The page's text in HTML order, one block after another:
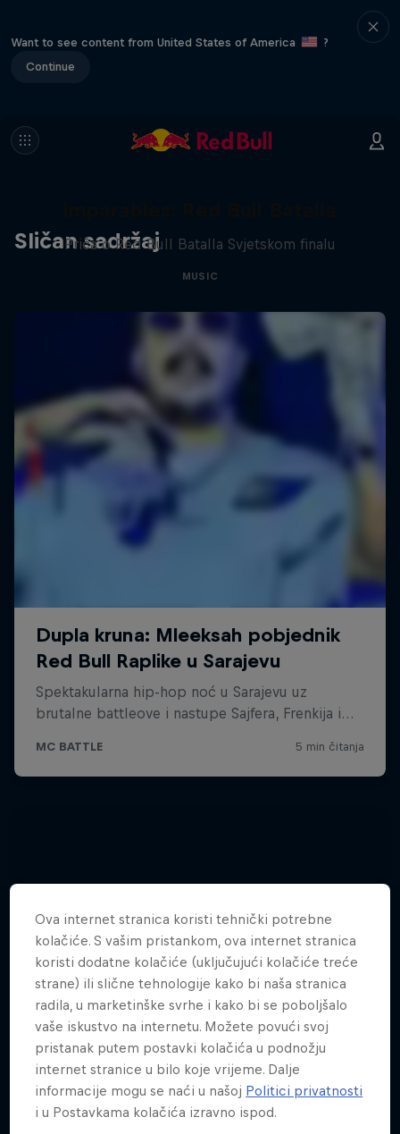
Want to see content from United States of America
?
Continue
Sličan sadržaj
Priča o Red Bull Batalla Svjetskom finalu
MUSIC
Ova internet stranica koristi tehnički potrebne
kolačiće. S vašim pristankom, ova internet stranica
koristi dodatne kolačiće (uključujući kolačiće treće
strane) ili slične tehnologije kako bi naša stranica
radila, u marketinške svrhe i kako bi se poboljšalo
vaše iskustvo na internetu. Možete povući svoj
pristanak putem postavki kolačića u podnožju
internet stranice u bilo koje vrijeme. Dalje
informacije mogu se naći u našoj Politici privatnosti
i u Postavkama kolačića izravno ispod.